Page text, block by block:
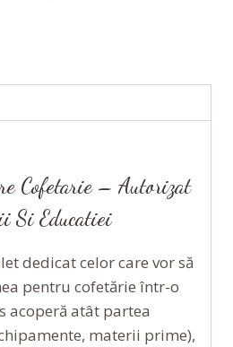
Cofetarie – Autorizat
Si Educatiei
dedicat celor care vor să
pentru cofetărie într-o
acoperă atât partea
materii prime),